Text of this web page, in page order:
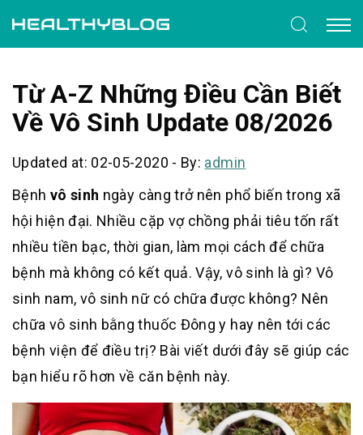
Từ A-Z Những Điều Cần Biết
Về Vô Sinh Update 08/2026
Updated at: 02-05-2020 - By: admin
Bệnh vô sinh ngày càng trở nên phổ biến trong xã
hội hiện đại. Nhiều cặp vợ chồng phải tiêu tốn rất
nhiều tiền bạc, thời gian, làm mọi cách để chữa
bệnh mà không có kết quả. Vậy, vô sinh là gì? Vô
sinh nam, vô sinh nữ có chữa được không? Nên
chữa vô sinh bằng thuốc Đông y hay nên tới các
bệnh viện để điều trị? Bài viết dưới đây sẽ giúp các
bạn hiểu rõ hơn về căn bệnh này.